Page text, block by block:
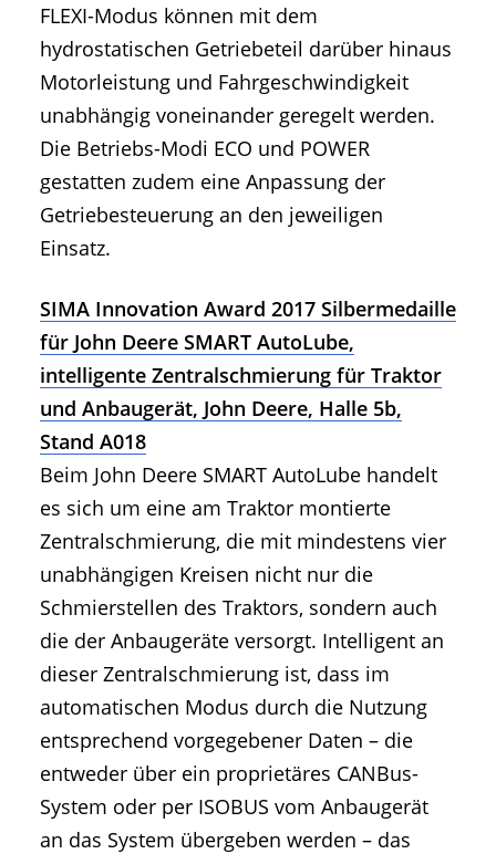
FLEXI-Modus können mit dem
hydrostatischen Getriebeteil darüber hinaus
Motorleistung und Fahrgeschwindigkeit
unabhängig voneinander geregelt werden.
Die Betriebs-Modi ECO und POWER
gestatten zudem eine Anpassung der
Getriebesteuerung an den jeweiligen
Einsatz.
SIMA Innovation Award 2017 Silbermedaille
für John Deere SMART AutoLube,
intelligente Zentralschmierung für Traktor
und Anbaugerät, John Deere, Halle 5b,
Stand A018
Beim John Deere SMART AutoLube handelt
es sich um eine am Traktor montierte
Zentralschmierung, die mit mindestens vier
unabhängigen Kreisen nicht nur die
Schmierstellen des Traktors, sondern auch
die der Anbaugeräte versorgt. Intelligent an
dieser Zentralschmierung ist, dass im
automatischen Modus durch die Nutzung
entsprechend vorgegebener Daten – die
entweder über ein proprietäres CANBus-
System oder per ISOBUS vom Anbaugerät
an das System übergeben werden – das